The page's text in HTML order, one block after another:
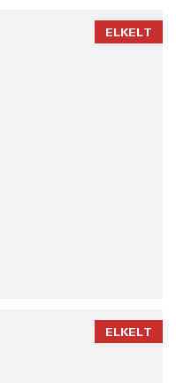
ELKELT
ELKELT